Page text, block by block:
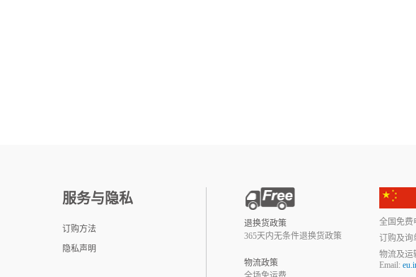
服务与隐私
订购方法
隐私声明
退换货政策
365天内无条件退换货政策
物流政策
全国免费
订购及
物流及
Email: